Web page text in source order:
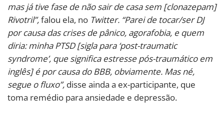
mas já tive fase de não sair de casa sem [clonazepam]
Rivotril”,falou ela, no Twitter. “Parei de tocar/ser DJ
por causa das crises de pânico, agorafobia, e quem
diria: minha PTSD [sigla para ‘post-traumatic
syndrome’, que significa estresse pós-traumático em
inglês] é por causa do BBB, obviamente. Mas né,
segue o fluxo”, disse ainda a ex-participante, que
toma remédio para ansiedade e depressão.